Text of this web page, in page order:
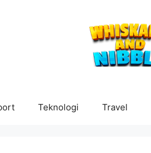
Teknologi Travel